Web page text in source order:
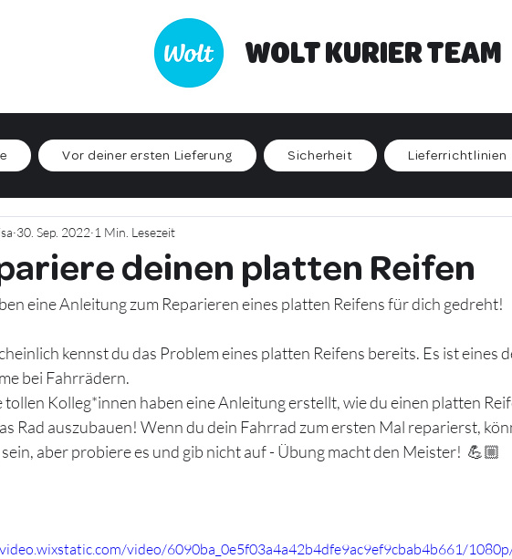
WOLT KURIER TEAM
Vor deiner ersten Lieferung Sicherheit Lieferrichtlinien
deinen platten Reifen
30. Sep. 2022 1 Min. Lesezeit
eine Anleitung zum Reparieren eines platten Reifens für dich gedreht!
kennst du das Problem eines platten Reifens bereits. Es ist eines
bei Fahrrädern.
tollen Kolleg*innen haben eine Anleitung erstellt, wie du einen platten
Rad auszubauen! Wenn du dein Fahrrad zum ersten Mal reparierst,
aber probiere es und gib nicht auf - Übung macht den Meister!  💪🏼
video/6090ba_0e5f03a4a42b4dfe9ac9ef9cbab4b661/